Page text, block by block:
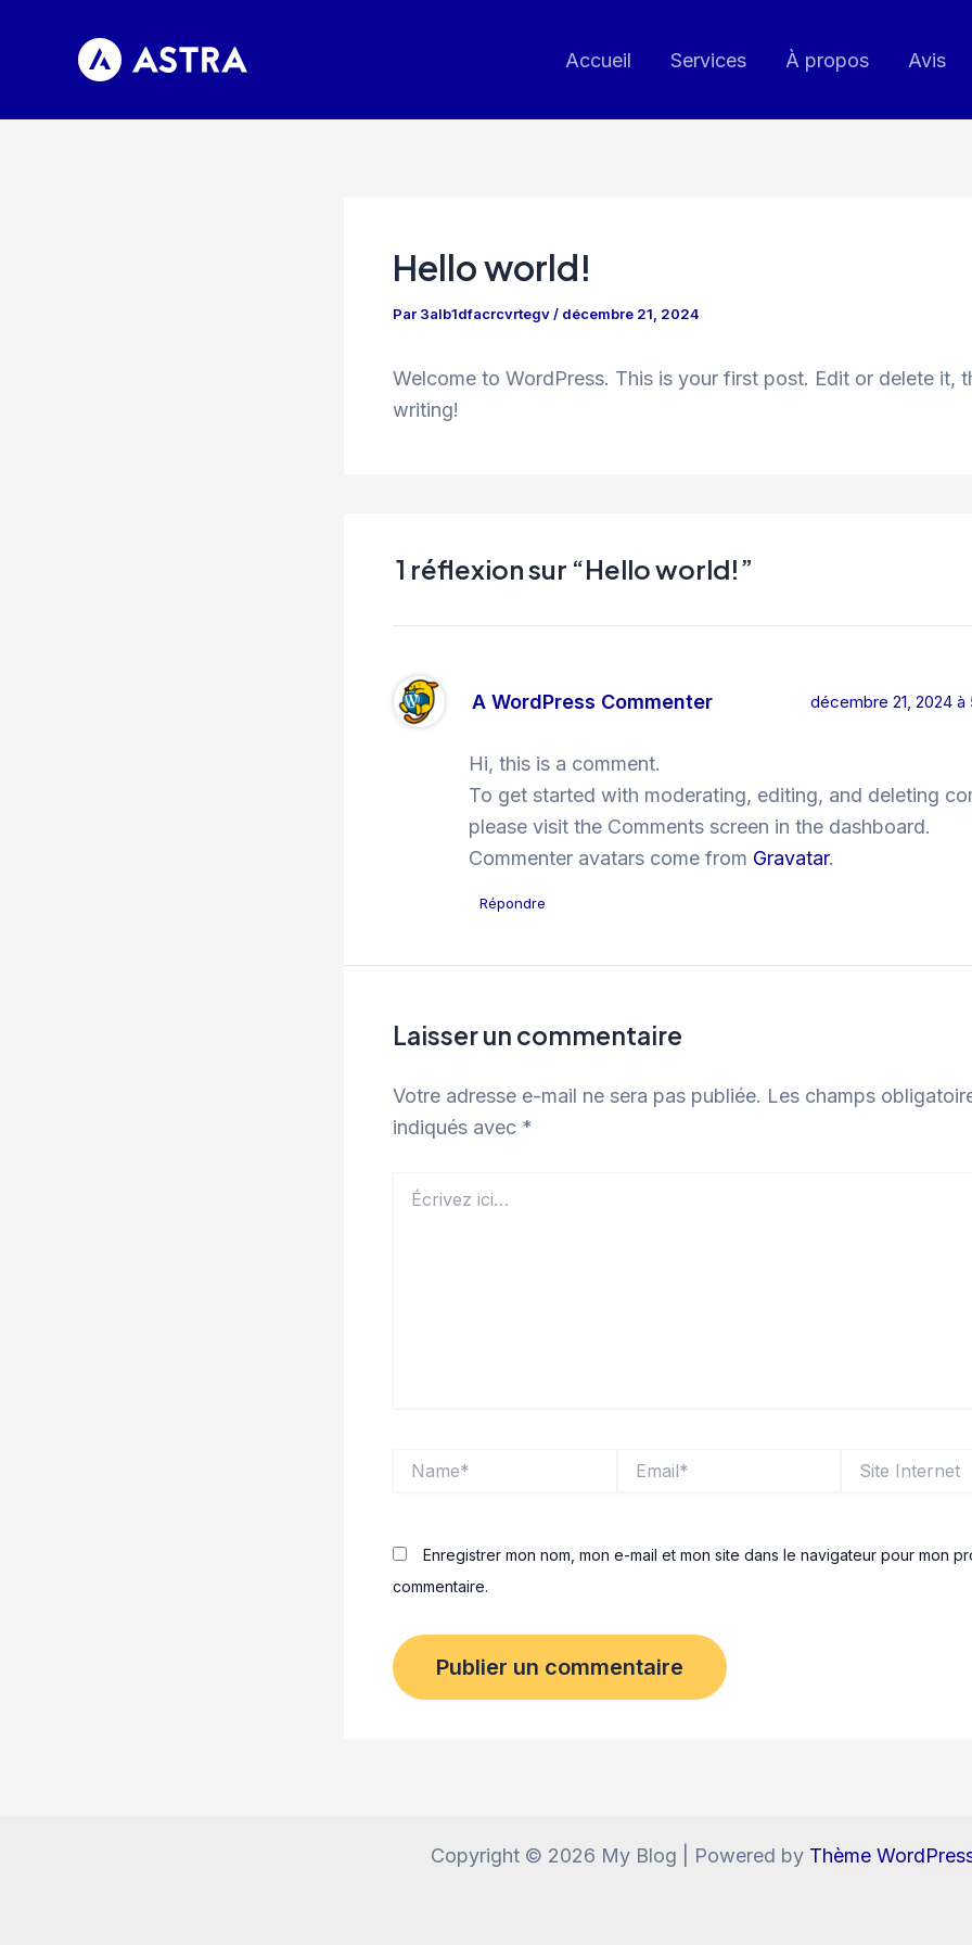
Accueil Services À propos Avis
Hello world!
Par 3alb1dfacrcvrtegv/ décembre 21, 2024
Welcome to WordPress. This is your first post. Edit or delete it,
writing!
1 réflexion sur “Hello world!”
A WordPress Commenter décembre 21, 2024 à
Hi, this is a comment.
To get started with moderating, editing, and deleting
please visit the Comments screen in the dashboard.
Commenter avatars come from Gravatar.
Répondre
Laisser un commentaire
Votre adresse e-mail ne sera pas publiée. Les champs
indiqués avec *
ici…
Internet
Enregistrer mon nom, mon e-mail et mon site dans le navigateur pour mon
commentaire.
Copyright © 2026 My Blog | Powered by Thème